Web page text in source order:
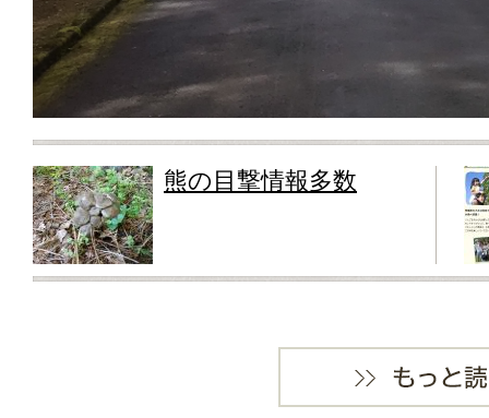
熊の目撃情報多数